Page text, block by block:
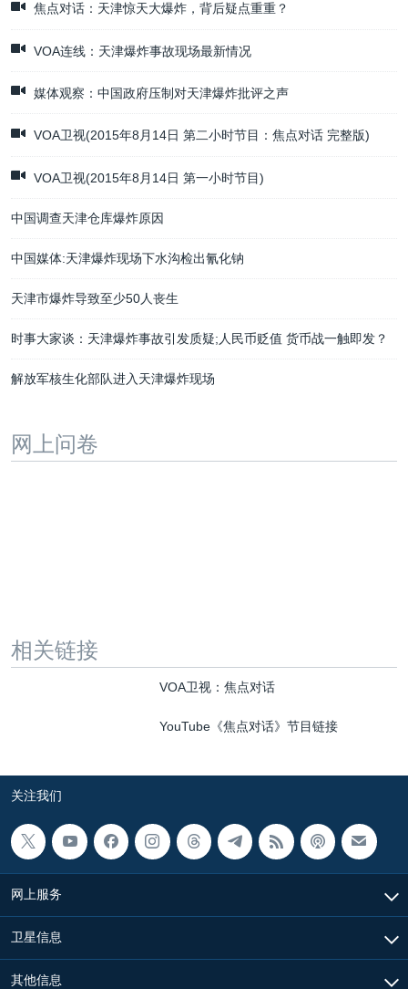
焦点对话：天津惊天大爆炸，背后疑点重重？
VOA连线：天津爆炸事故现场最新情况
媒体观察：中国政府压制对天津爆炸批评之声
VOA卫视(2015年8月14日 第二小时节目：焦点对话 完整版)
VOA卫视(2015年8月14日 第一小时节目)
中国调查天津仓库爆炸原因
中国媒体:天津爆炸现场下水沟检出氰化钠
天津市爆炸导致至少50人丧生
时事大家谈：天津爆炸事故引发质疑;人民币贬值 货币战一触即发？
解放军核生化部队进入天津爆炸现场
网上问卷
相关链接
VOA卫视：焦点对话
YouTube《焦点对话》节目链接
关注我们
网上服务
卫星信息
其他信息